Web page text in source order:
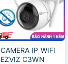
CAMERA IP WIFI
EZVIZ C3WN